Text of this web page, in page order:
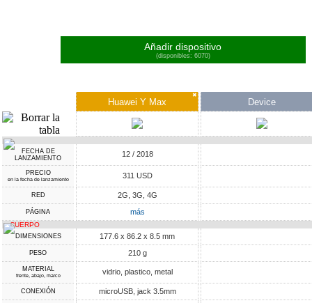
Añadir dispositivo
(disponibles: 6070)
✖
Huawei Y Max Device
FECHA DE
LANZAMIENTO
12 / 2018
PRECIO
en la fecha de lanzamiento 311 USD
RED 2G, 3G, 4G
PÁGINA más
CUERPO
DIMENSIONES 177.6 x 86.2 x 8.5 mm
PESO 210 g
MATERIAL
frente, abajo, marco vidrio, plastico, metal
CONEXIÓN microUSB, jack 3.5mm